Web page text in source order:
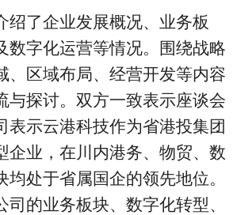
绍了企业发展概况、业务板
数字化运营等情况。围绕战略
、区域布局、经营开发等内容
与探讨。双方一致表示座谈会
表示云港科技作为省港投集团
企业，在川内港务、物贸、数
均处于省属国企的领先地位。
司的业务板块、数字化转型、